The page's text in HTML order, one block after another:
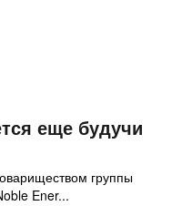
еще будучи
группы
Ener...